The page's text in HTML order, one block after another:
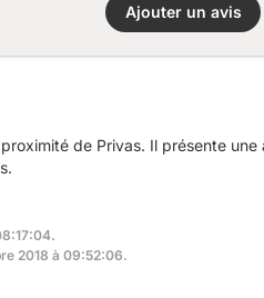
Ajouter un avis
de Privas. Il présente
2018 à 09:52:06.